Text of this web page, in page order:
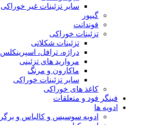
سایر تزئینات غیر خوراکی
گیپور
فوندانت
تزئینات خوراکی
تزئینات شکلاتی
دراژه، ترافل، اسپرینکلس
مروارید های تزئینی
ماکارون و مرنگ
سایر تزئینات خوراکی
کاغذ های خوراکی
فینگر فود و متعلقات
ادویه ها
ادویه سوسیس و کالباس و برگر